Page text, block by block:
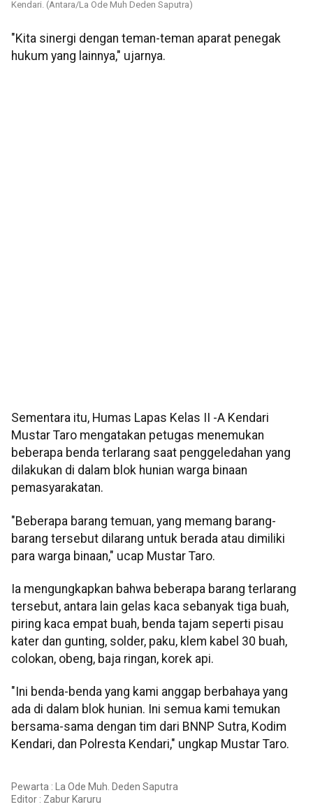
Kendari. (Antara/La Ode Muh Deden Saputra)
"Kita sinergi dengan teman-teman aparat penegak
hukum yang lainnya," ujarnya.
Sementara itu, Humas Lapas Kelas II -A Kendari
Mustar Taro mengatakan petugas menemukan
beberapa benda terlarang saat penggeledahan yang
dilakukan di dalam blok hunian warga binaan
pemasyarakatan.
"Beberapa barang temuan, yang memang barang-
barang tersebut dilarang untuk berada atau dimiliki
para warga binaan," ucap Mustar Taro.
Ia mengungkapkan bahwa beberapa barang terlarang
tersebut, antara lain gelas kaca sebanyak tiga buah,
piring kaca empat buah, benda tajam seperti pisau
kater dan gunting, solder, paku, klem kabel 30 buah,
colokan, obeng, baja ringan, korek api.
"Ini benda-benda yang kami anggap berbahaya yang
ada di dalam blok hunian. Ini semua kami temukan
bersama-sama dengan tim dari BNNP Sutra, Kodim
Kendari, dan Polresta Kendari," ungkap Mustar Taro.
Pewarta : La Ode Muh. Deden Saputra
Editor : Zabur Karuru